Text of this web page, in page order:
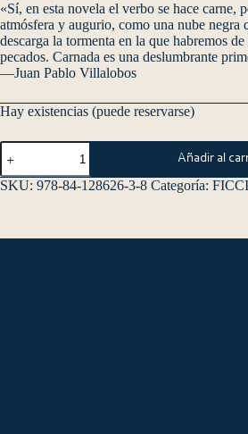
«Sí, en esta novela el verbo se hace carne,
atmósfera y augurio, como una nube negra
descarga la tormenta en la que habremos
pecados. Carnada es una deslumbrante
—Juan Pablo Villalobos
Hay existencias (puede reservarse)
Añadir al
SKU: 978-84-128626-3-8 Categoría: